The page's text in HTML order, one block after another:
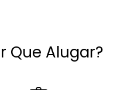
Que Alugar?